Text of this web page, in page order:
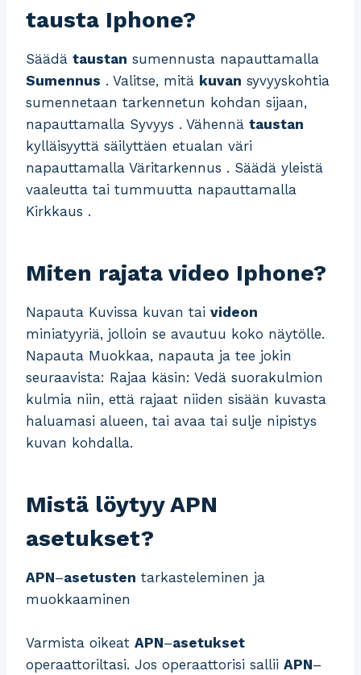
tausta Iphone?
Säädä taustan sumennusta napauttamalla
Sumennus . Valitse, mitä kuvan syvyyskohtia
sumennetaan tarkennetun kohdan sijaan,
napauttamalla Syvyys . Vähennä taustan
kylläisyyttä säilyttäen etualan väri
napauttamalla Väritarkennus . Säädä yleistä
vaaleutta tai tummuutta napauttamalla
Kirkkaus .
Miten rajata video Iphone?
Napauta Kuvissa kuvan tai videon
miniatyyriä, jolloin se avautuu koko näytölle.
Napauta Muokkaa, napauta ja tee jokin
seuraavista: Rajaa käsin: Vedä suorakulmion
kulmia niin, että rajaat niiden sisään kuvasta
haluamasi alueen, tai avaa tai sulje nipistys
kuvan kohdalla.
Mistä löytyy APN
asetukset?
APN–asetusten tarkasteleminen ja
muokkaaminen
Varmista oikeat APN–asetukset
operaattoriltasi. Jos operaattorisi sallii APN–